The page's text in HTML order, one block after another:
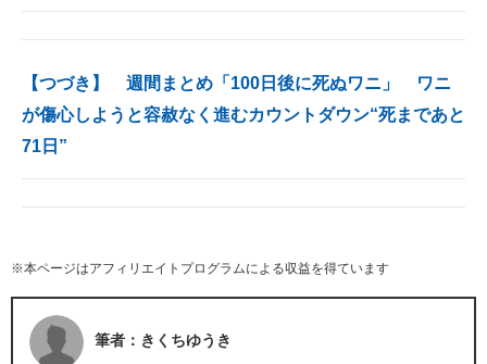
【つづき】 週間まとめ「100日後に死ぬワニ」 ワニ
が傷心しようと容赦なく進むカウントダウン“死まであと
71日”
※本ページはアフィリエイトプログラムによる収益を得ています
筆者：きくちゆうき